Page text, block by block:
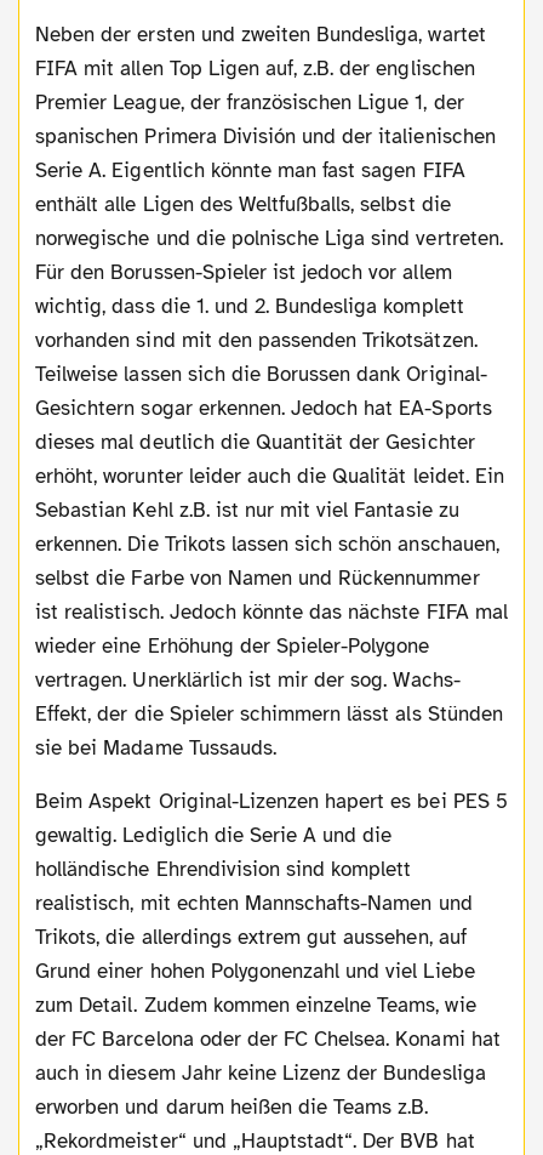
Neben der ersten und zweiten Bundesliga, wartet
FIFA mit allen Top Ligen auf, z.B. der englischen
Premier League, der französischen Ligue 1, der
spanischen Primera División und der italienischen
Serie A. Eigentlich könnte man fast sagen FIFA
enthält alle Ligen des Weltfußballs, selbst die
norwegische und die polnische Liga sind vertreten.
Für den Borussen-Spieler ist jedoch vor allem
wichtig, dass die 1. und 2. Bundesliga komplett
vorhanden sind mit den passenden Trikotsätzen.
Teilweise lassen sich die Borussen dank Original-
Gesichtern sogar erkennen. Jedoch hat EA-Sports
dieses mal deutlich die Quantität der Gesichter
erhöht, worunter leider auch die Qualität leidet. Ein
Sebastian Kehl z.B. ist nur mit viel Fantasie zu
erkennen. Die Trikots lassen sich schön anschauen,
selbst die Farbe von Namen und Rückennummer
ist realistisch. Jedoch könnte das nächste FIFA mal
wieder eine Erhöhung der Spieler-Polygone
vertragen. Unerklärlich ist mir der sog. Wachs-
Effekt, der die Spieler schimmern lässt als Stünden
sie bei Madame Tussauds.
Beim Aspekt Original-Lizenzen hapert es bei PES 5
gewaltig. Lediglich die Serie A und die
holländische Ehrendivision sind komplett
realistisch, mit echten Mannschafts-Namen und
Trikots, die allerdings extrem gut aussehen, auf
Grund einer hohen Polygonenzahl und viel Liebe
zum Detail. Zudem kommen einzelne Teams, wie
der FC Barcelona oder der FC Chelsea. Konami hat
auch in diesem Jahr keine Lizenz der Bundesliga
erworben und darum heißen die Teams z.B.
„Rekordmeister“ und „Hauptstadt“. Der BVB hat